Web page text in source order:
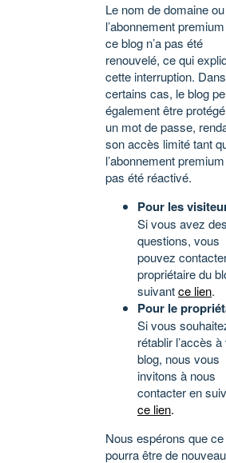
Le nom de domaine ou
l’abonnement
ce blog n’a pas été
renouvelé, ce qui
cette interruption. Dans
certains cas, le blog
également être
un mot de passe,
son accès limité tant
l’abonnement premium
pas été réactivé.
Pour les
Si vous avez des
questions, vous
pouvez
propriétaire du
suivantce lien.
Pour le
Si vous
rétablir l’accès
blog, nous vous
invitons à nous
contacter en
ce lien.
Nous espérons que
pourra être de nouveau